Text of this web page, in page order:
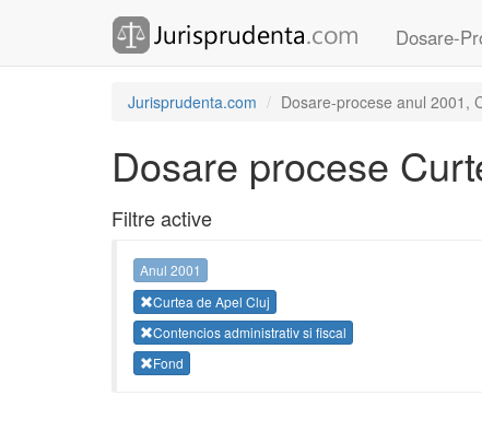
Dosare-
Jurisprudenta.com Dosare-procese anul 2001,
Dosare procese
Filtre active
Anul 2001
Curtea de Apel Cluj
Contencios administrativ si fiscal
Fond